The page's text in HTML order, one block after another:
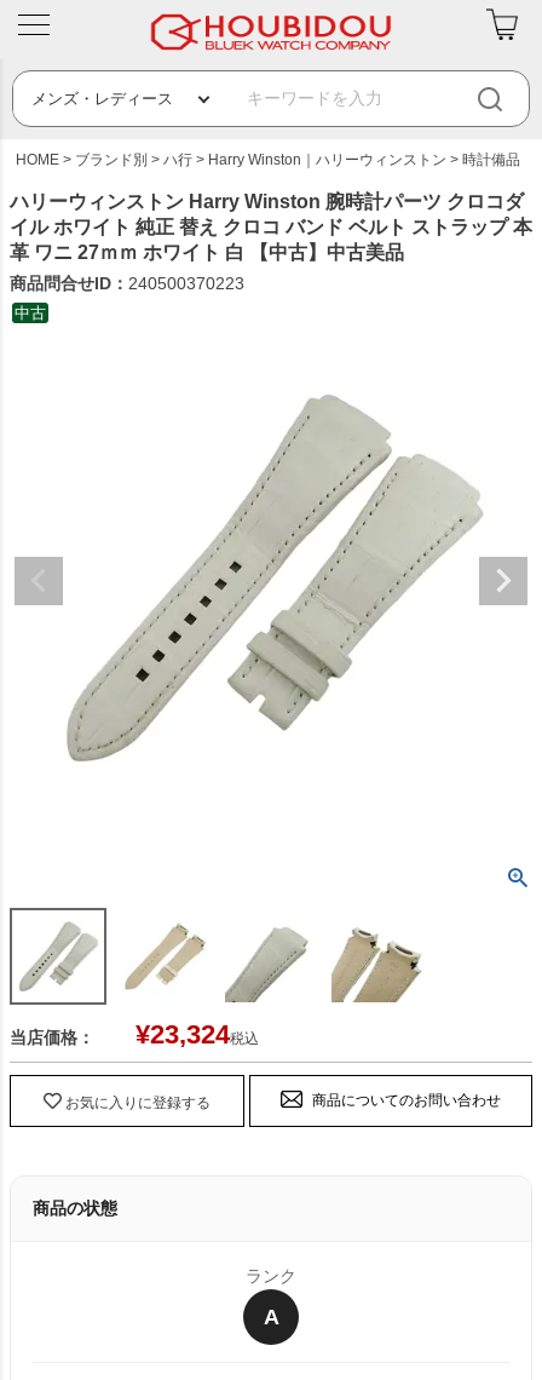
HOME ブランド別 ハ行 Harry Winston｜ハリーウィンストン 時計備品
ハリーウィンストン Harry Winston 腕時計パーツ クロコダ
イル ホワイト 純正 替え クロコ バンド ベルト ストラップ 本
革 ワニ 27ｍｍ ホワイト 白 【中古】中古美品
商品問合せID： 240500370223
中古
当店価格： ¥23,324税込
お気に入りに登録する 商品についてのお問い合わせ
商品の状態
ランク
A